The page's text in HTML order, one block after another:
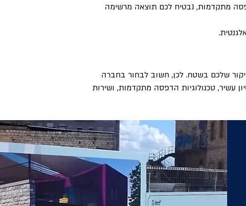
מתקדמות, נבטיח לכם תוצאה מרשימה
שלכם בשטח. לכן, חשוב לבחור בחברה
עשיר, טכנולוגיות הדפסה מתקדמות, ושירות